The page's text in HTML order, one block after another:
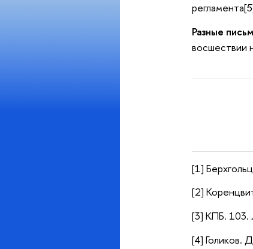
Разные
восшествии
[1]
[2]
[3] КПБ. 103.
[4] Голиков.